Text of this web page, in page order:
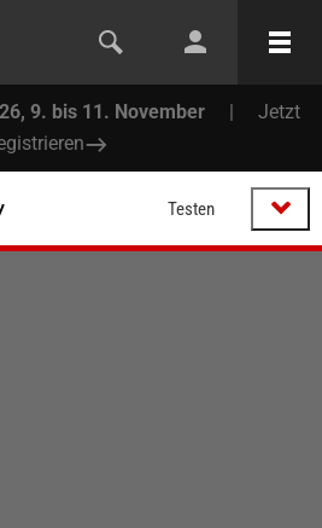
9. bis 11. November |
Jetzt
Testen